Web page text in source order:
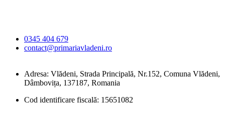
0345 404 679
contact@primariavladeni.ro
Adresa: Vlădeni, Strada Principală, Nr.152, Comuna Vlădeni,
Dâmbovița, 137187, Romania
Cod identificare fiscală: 15651082